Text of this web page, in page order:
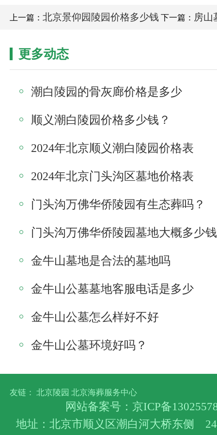
上一篇： 北京景仰园陵园价格多少钱 下一篇： 房山
更多动态
潮白陵园的骨灰廊价格是多少
顺义潮白陵园价格多少钱？
2024年北京顺义潮白陵园价格表
2024年北京门头沟区墓地价格表
门头沟万佛华侨陵园有生态葬吗？
门头沟万佛华侨陵园墓地大概多少
金牛山墓地是合法的墓地吗
金牛山公墓墓地客服电话是多少
金牛山公墓怎么样好不好
金牛山公墓环境好吗？
友链： 北京陵园 北京海葬服务中心
网站备案号： 京ICP备
地址：北京市顺义区潮白河大桥东侧